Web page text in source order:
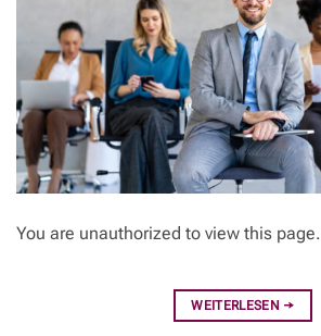
You are unauthorized to view this page.
WEITERLESEN →